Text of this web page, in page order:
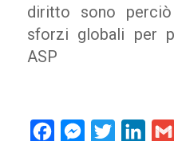
diritto sono
sforzi globali per
ASP
FacebookMessenger
Twitter